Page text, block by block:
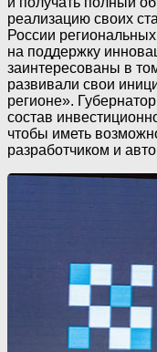
реализацию своих
России
на поддержку
заинтересованы в
развивали свои
регионе».
состав
чтобы иметь
разработчиком и